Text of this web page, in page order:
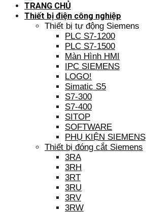
TRANG CHỦ
Thiết bị điện công nghiệp
Thiết bị tự động Siemens
PLC S7-1200
PLC S7-1500
Màn Hình HMI
IPC SIEMENS
LOGO!
Simatic S5
S7-300
S7-400
SITOP
SOFTWARE
PHỤ KIỆN SIEMENS
Thiết bị đóng cắt Siemens
3RA
3RH
3RT
3RU
3RV
3RW